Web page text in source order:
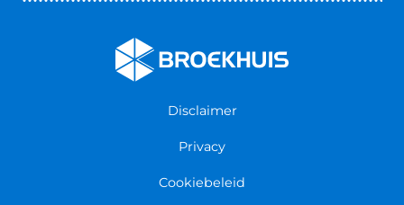
Algemene voorwaarden
Disclaimer
Privacy
Cookiebeleid